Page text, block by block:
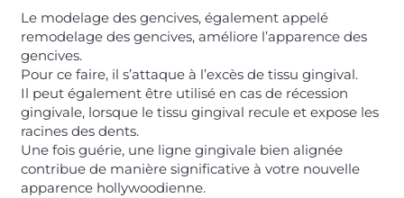
Le modelage des gencives, également appelé
remodelage des gencives, améliore l’apparence des
gencives.
Pour ce faire, il s’attaque à l’excès de tissu gingival.
Il peut également être utilisé en cas de récession
gingivale, lorsque le tissu gingival recule et expose les
racines des dents.
Une fois guérie, une ligne gingivale bien alignée
contribue de manière significative à votre nouvelle
apparence hollywoodienne.